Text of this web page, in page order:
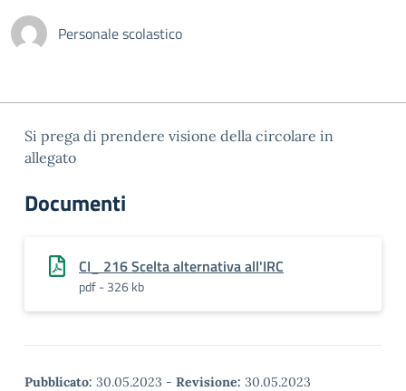
Personale scolastico
Si prega di prendere visione della circolare in
allegato
Documenti
CI_ 216 Scelta alternativa all'IRC
pdf - 326 kb
Pubblicato: 30.05.2023 - Revisione: 30.05.2023